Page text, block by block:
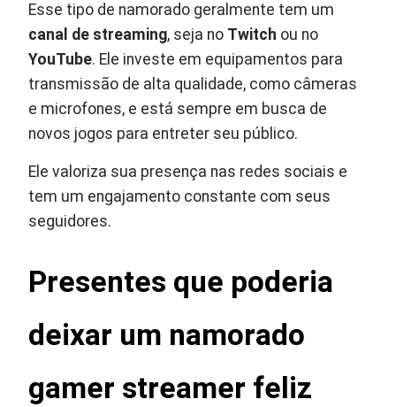
Esse tipo de namorado geralmente tem um
canal de streaming, seja no Twitch ou no
YouTube. Ele investe em equipamentos para
transmissão de alta qualidade, como câmeras
e microfones, e está sempre em busca de
novos jogos para entreter seu público.
Ele valoriza sua presença nas redes sociais e
tem um engajamento constante com seus
seguidores.
Presentes que poderia
deixar um namorado
gamer streamer feliz